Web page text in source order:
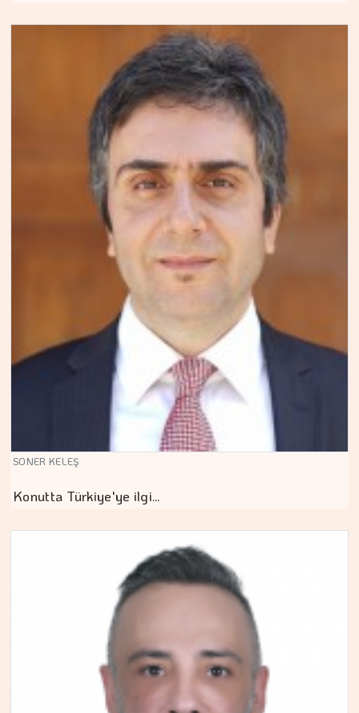
SONER KELEŞ
Konutta Türkiye'ye ilgi…